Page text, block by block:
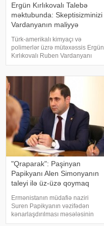
Ergün Kırlıkovalı Talebə
məktubunda: Skeptisizminizi
Vardanyanın maliyyə
Türk-amerikalı kimyaçı və
polimerlər üzrə mütəxəssis Ergün
Kırlıkovalı Ruben Vardanyanı
dəstəkləməsi və mühazirə
amerikalı risk tədqiqatçısı və
esseist Nassim Nikola
"Qraparak": Paşinyan
Papikyanı Alen Simonyanın
taleyi ilə üz-üzə qoymaq
Ermənistanın müdafiə naziri
Suren Papikyanın vəzifədən
kənarlaşdırılması məsələsinin
gündəmə gəldiyi iddia olunur.